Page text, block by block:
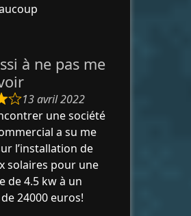
à ne pas me
13 avril 2022
une société
a su me
l’installation de
solaires pour une
de 4.5 kw à un
24000 euros!